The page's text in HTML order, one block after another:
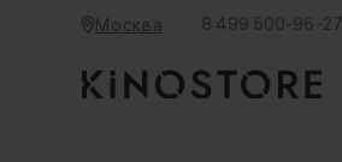
Москва 8 499 500-96-27